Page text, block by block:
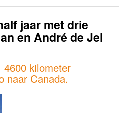
jaar met drie
en André de Jel
4600 kilometer
naar Canada.